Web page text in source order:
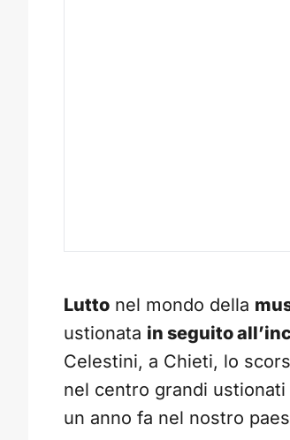
Lutto nel mondo della
ustionata in seguito
Celestini, a Chieti, lo
nel centro grandi ustionati
un anno fa nel nostro